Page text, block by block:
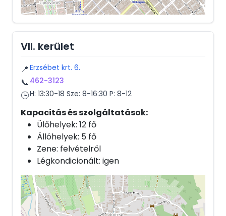
VII. kerület
📍 Erzsébet krt. 6.
📞 462-3123
🕒H: 13:30-18 Sze: 8-16:30 P: 8-12
Kapacitás és szolgáltatások:
Ülőhelyek: 12 fő
Állóhelyek: 5 fő
Zene: felvételről
Légkondicionált: igen